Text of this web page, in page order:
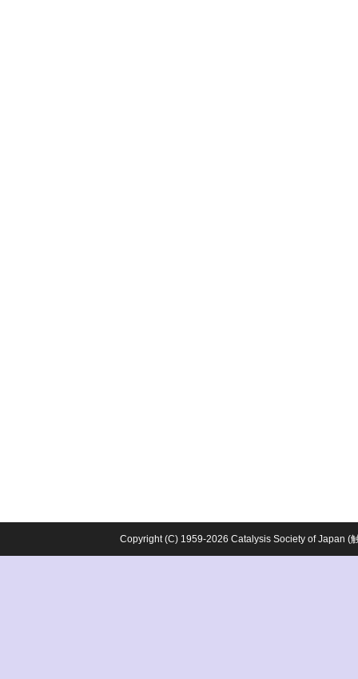
Copyright (C) 1959-2026 Catalysis Society of Japan (